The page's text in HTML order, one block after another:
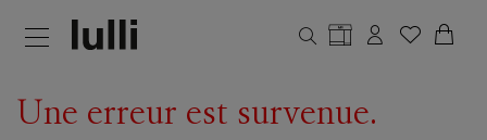
Une erreur est survenue.